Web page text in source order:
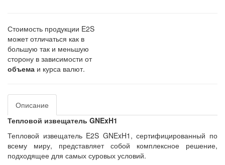
Стоимость продукции E2S
может отличаться как в
большую так и меньшую
сторону в зависимости от
объема и курса валют.
Описание
Тепловой извещатель GNExH1
Тепловой извещатель E2S GNExH1, сертифицированный по
всему миру, представляет собой комплексное решение,
подходящее для самых суровых условий.